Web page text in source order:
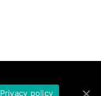
Privacy policy